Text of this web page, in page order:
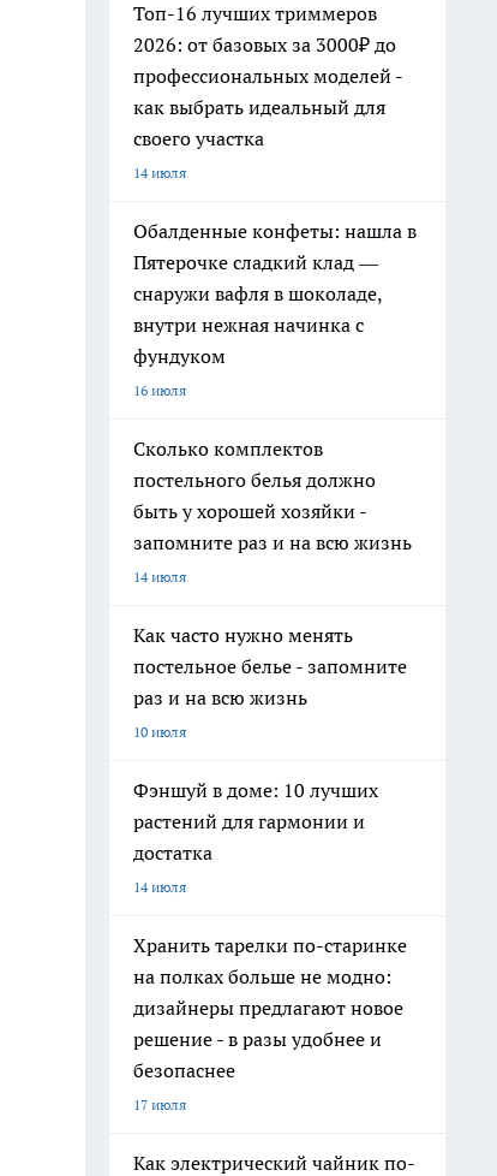
Топ-16 лучших триммеров
2026: от базовых за 3000₽ до
профессиональных моделей -
как выбрать идеальный для
своего участка
14 июля
Обалденные конфеты: нашла в
Пятерочке сладкий клад —
снаружи вафля в шоколаде,
внутри нежная начинка с
фундуком
16 июля
Сколько комплектов
постельного белья должно
быть у хорошей хозяйки -
запомните раз и на всю жизнь
14 июля
Как часто нужно менять
постельное белье - запомните
раз и на всю жизнь
10 июля
Фэншуй в доме: 10 лучших
растений для гармонии и
достатка
14 июля
Хранить тарелки по-старинке
на полках больше не модно:
дизайнеры предлагают новое
решение - в разы удобнее и
безопаснее
17 июля
Как электрический чайник по-